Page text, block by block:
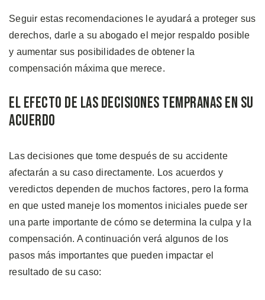
Seguir estas recomendaciones le ayudará a proteger sus
derechos, darle a su abogado el mejor respaldo posible
y aumentar sus posibilidades de obtener la
compensación máxima que merece.
El Efecto de las Decisiones Tempranas en su
Acuerdo
Las decisiones que tome después de su accidente
afectarán a su caso directamente. Los acuerdos y
veredictos dependen de muchos factores, pero la forma
en que usted maneje los momentos iniciales puede ser
una parte importante de cómo se determina la culpa y la
compensación. A continuación verá algunos de los
pasos más importantes que pueden impactar el
resultado de su caso: